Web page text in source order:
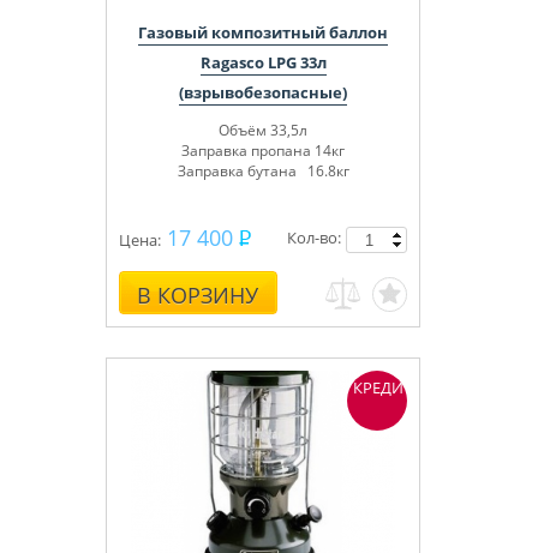
Газовый композитный баллон
Ragasco LPG 33л
(взрывобезопасные)
Объём 33,5л
Заправка пропана 14кг
Заправка бутана 16.8кг
Цена: 17 400
В КОРЗИНУ
Кол-во:
КРЕДИТ